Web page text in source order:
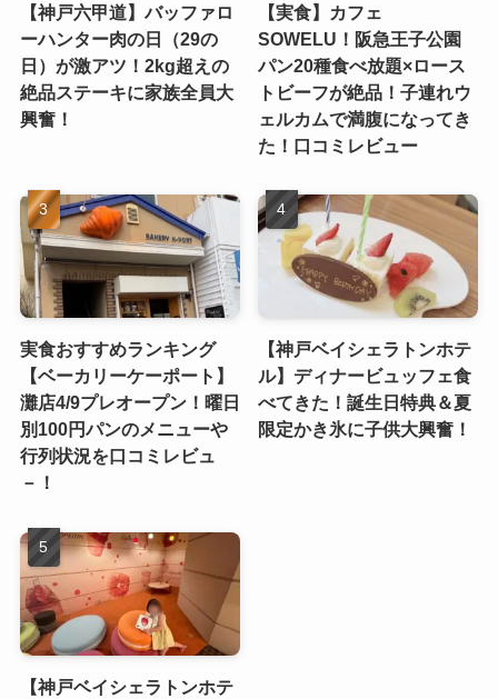
【神戸六甲道】バッファロ
ーハンター肉の日（29の
日）が激アツ！2kg超えの
絶品ステーキに家族全員大
興奮！
【実食】カフェ
SOWELU！阪急王子公園
パン20種食べ放題×ロース
トビーフが絶品！子連れウ
ェルカムで満腹になってき
た！口コミレビュー
実食おすすめランキング
【ベーカリーケーポート】
灘店4/9プレオープン！曜日
別100円パンのメニューや
行列状況を口コミレビュ
－！
【神戸ベイシェラトンホテ
ル】ディナービュッフェ食
べてきた！誕生日特典＆夏
限定かき氷に子供大興奮！
【神戸ベイシェラトンホテ